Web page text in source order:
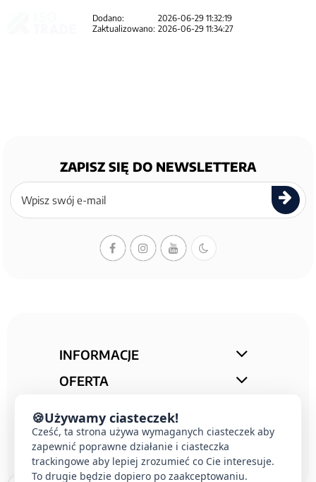
Dodano:
2026-06-29 11:32:19
Zaktualizowano: 2026-06-29 11:34:27
ZAPISZ SIĘ DO NEWSLETTERA
Zapisz
się
newslettera
INFORMACJE
OFERTA
KONTAKT
🍪Używamy ciasteczek!
Cześć, ta strona używa wymaganych ciasteczek aby
zapewnić poprawne działanie i ciasteczka
trackingowe aby lepiej zrozumieć co Cie interesuje.
To drugie będzie dopiero po zaakceptowaniu.